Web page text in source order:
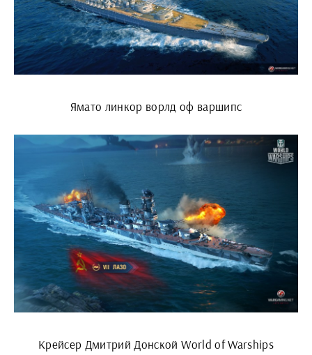
Ямато линкор ворлд оф варшипс
Крейсер Дмитрий Донской World of Warships